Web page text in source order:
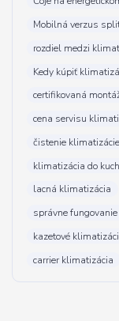
Mobilná verzus
rozdiel medzi
Kedy kúpiť
certifikovaná
cena servisu
čistenie klimatizácie
klimatizácia do
lacná klimatizácia
správne
kazetové
carrier klimatizácia